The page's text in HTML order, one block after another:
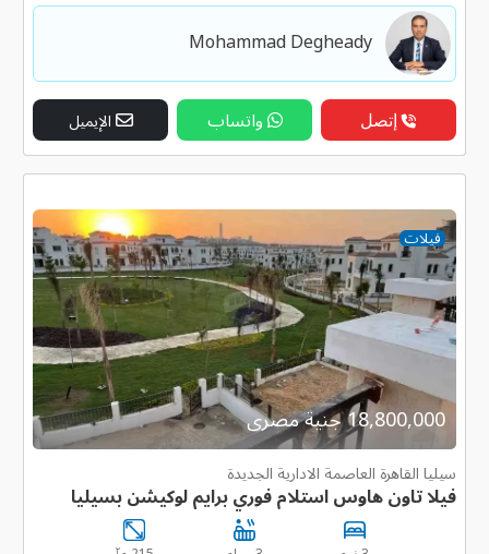
Mohammad Degheady
إتصل واتساب الإيميل
فيلات
18,800,000 جنية مصرى
سيليا القاهرة العاصمة الادارية الجديدة
فيلا تاون هاوس استلام فوري برايم لوكيشن بسيليا
٢